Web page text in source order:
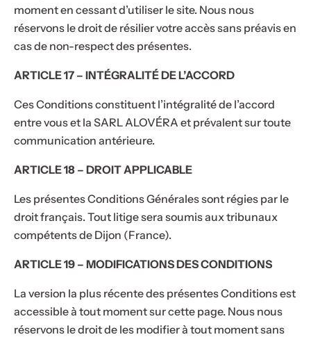
moment en cessant d’utiliser le site. Nous nous
réservons le droit de résilier votre accès sans préavis en
cas de non-respect des présentes.
ARTICLE 17 – INTÉGRALITÉ DE L’ACCORD
Ces Conditions constituent l’intégralité de l’accord
entre vous et la SARL ALOVÉRA et prévalent sur toute
communication antérieure.
ARTICLE 18 – DROIT APPLICABLE
Les présentes Conditions Générales sont régies par le
droit français. Tout litige sera soumis aux tribunaux
compétents de Dijon (France).
ARTICLE 19 – MODIFICATIONS DES CONDITIONS
La version la plus récente des présentes Conditions est
accessible à tout moment sur cette page. Nous nous
réservons le droit de les modifier à tout moment sans